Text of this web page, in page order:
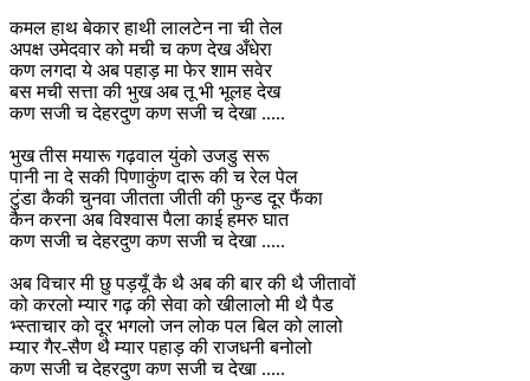
कमल हाथ बेकार हाथी लालटेन ना ची तेल
अपक्ष उमेदवार को मची च कण देख अँधेरा
कण लगदा ये अब पहाड़ मा फेर शाम सवेर
बस मची सत्ता की भुख अब तू भी भूलह देख
कण सजी च देहरदुण कण सजी च देखा .....
भुख तीस मयारू गढ़वाल युंको उजडु सरू
पानी ना दे सकी पिणाकुंण दारू की च रेल पेल
टुंडा कैकी चुनवा जीतता जीती की फुन्ड दूर फैंका
कैन करना अब विश्वास पैला काई हमरु घात
कण सजी च देहरदुण कण सजी च देखा .....
अब विचार मी छु पड़यूँ कै थै अब की बार की थै जीतावों
को करलो म्यार गढ़ की सेवा को खीलालो मी थै पैड
भ्स्ताचार को दूर भगलो जन लोक पल बिल को लालो
म्यार गैर-सैण थै म्यार पहाड़ की राजधनी बनोलो
कण सजी च देहरदुण कण सजी च देखा .....